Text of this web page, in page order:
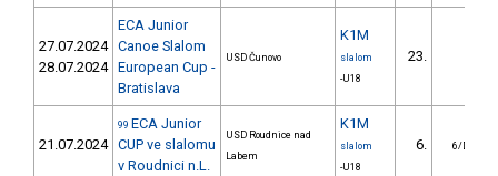
27.07.2024
28.07.2024
ECA Junior
Canoe Slalom
European Cup -
Bratislava
USD Čunovo
K1M
slalom
-U18
23.
21.07.2024
99 ECA Junior
CUP ve slalomu
v Roudnici n.L.
USD Roudnice nad
Labem
K1M
slalom
-U18
6. 6/DS